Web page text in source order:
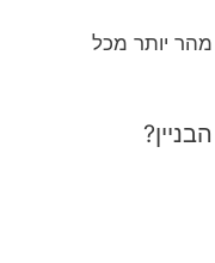
מהר יותר מכל